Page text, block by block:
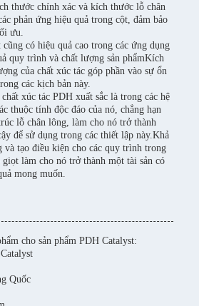
thước chính xác và kích thước lỗ chân
phản ứng hiệu quả trong cột, đảm bảo
ưu.
có hiệu quả cao trong các ứng dụng
quy trình và chất lượng sản phẩmKích
của chất xúc tác góp phần vào sự ổn
các kịch bản này.
xúc tác PDH xuất sắc là trong các hệ
thuộc tính độc đáo của nó, chẳng hạn
lỗ chân lông, làm cho nó trở thành
để sử dụng trong các thiết lập này.Khả
và tạo điều kiện cho các quy trình trong
làm cho nó trở thành một tài sản có
mong muốn.
cho sản phẩm PDH Catalyst:
Quốc